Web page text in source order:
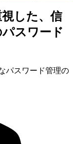
した、信
スワード
パスワード管理の